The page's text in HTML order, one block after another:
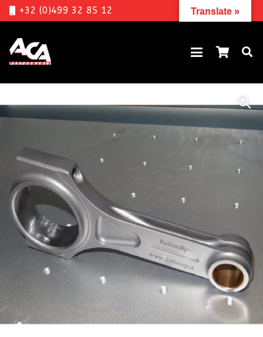
+32 (0)499 32 85 12 Translate »